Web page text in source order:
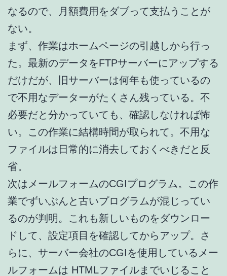
なるので、月額費用をダブって支払うことが
ない。
まず、作業はホームページの引越しから行っ
た。最新のデータをFTPサーバーにアップする
だけだが、旧サーバーは何年も使っているの
で不用なデーターがたくさん残っている。不
必要だと分かっていても、確認しなければ怖
い。この作業に結構時間が取られて。不用な
ファイルは日常的に消去しておくべきだと反
省。
次はメールフォームのCGIプログラム。この作
業でずいぶんと古いプログラムが混じってい
るのが判明。これも新しいものをダウンロー
ドして、設定項目を確認してからアップ。さ
らに、サーバー会社のCGIを使用しているメー
ルフォームは HTMLファイルまでいじること